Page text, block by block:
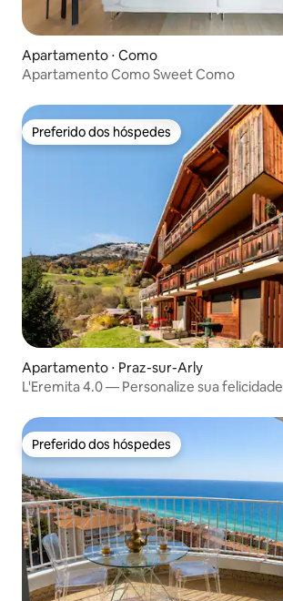
Apartamento ⋅ Como
Apartamento Como Sweet Como
Preferido dos hóspedes
Preferido dos hóspedes
Apartamento ⋅ Praz-sur-Arly
L'Eremita 4.0 — Personalize sua felicidade
Preferido dos hóspedes
Preferido dos hóspedes